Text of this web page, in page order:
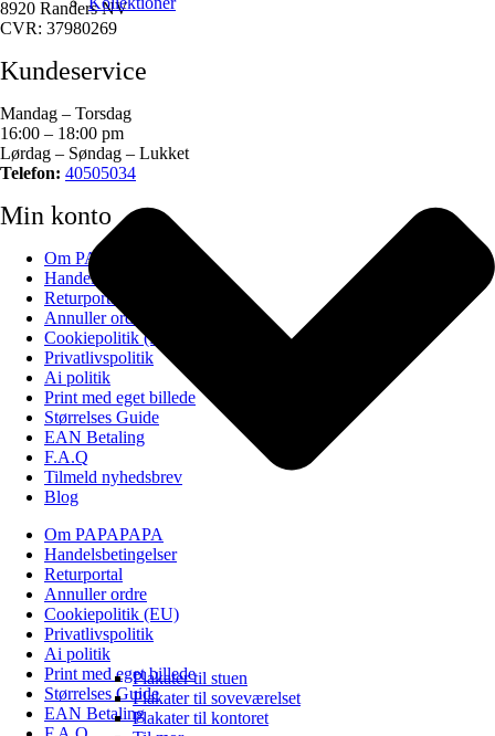
Plakater til stuen
Plakater til soveværelset
Plakater til kontoret
8920 Randers NV
CVR: 37980269
Kundeservice
Mandag – Torsdag
16:00 – 18:00 pm
Lørdag – Søndag – Lukket
Telefon: 40505034
Min konto
Om PAPAPAPA
Handelsbetingelser
Returportal
Annuller ordre
Cookiepolitik (EU)
Privatlivspolitik
Ai politik
Print med eget billede
Størrelses Guide
EAN Betaling
F.A.Q
Tilmeld nyhedsbrev
Blog
Om PAPAPAPA
Handelsbetingelser
Returportal
Annuller ordre
Cookiepolitik (EU)
Privatlivspolitik
Ai politik
Print med eget billede
Størrelses Guide
EAN Betaling